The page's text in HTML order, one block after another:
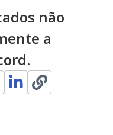
não
a